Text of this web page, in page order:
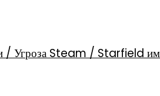
Угроза Steam / Starfield